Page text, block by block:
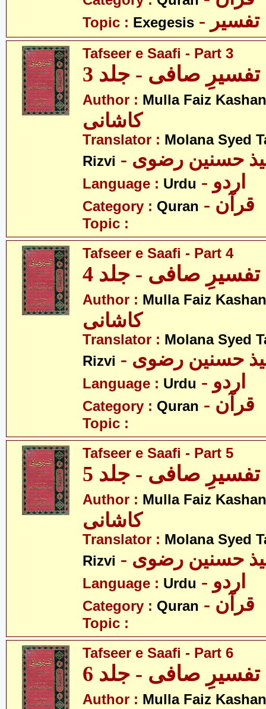
Topic : Exegesis - تفسیر
Tafseer e Saafi - Part 3
تفسیرِ صافی - جلد 3
Author : Mulla Faiz
کاشانی
Translator : Molana Syed
Rizvi
حسنین رضوی
Language : Urdu - اردو
Category : Quran - قرآن
Topic :
Tafseer e Saafi - Part 4
تفسیرِ صافی - جلد 4
Author : Mulla Faiz
کاشانی
Translator : Molana Syed
Rizvi
حسنین رضوی
Language : Urdu - اردو
Category : Quran - قرآن
Topic :
Tafseer e Saafi - Part 5
تفسیرِ صافی - جلد 5
Author : Mulla Faiz
کاشانی
Translator : Molana Syed
Rizvi
حسنین رضوی
Language : Urdu - اردو
Category : Quran - قرآن
Topic :
Tafseer e Saafi - Part 6
تفسیرِ صافی - جلد 6
Author : Mulla Faiz